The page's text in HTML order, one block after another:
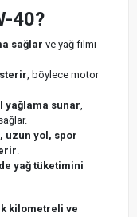
40?
sağlar ve yağ filmi
, böylece motor
yağlama sunar,
uzun yol, spor
.
yağ tüketimini
kilometreli ve